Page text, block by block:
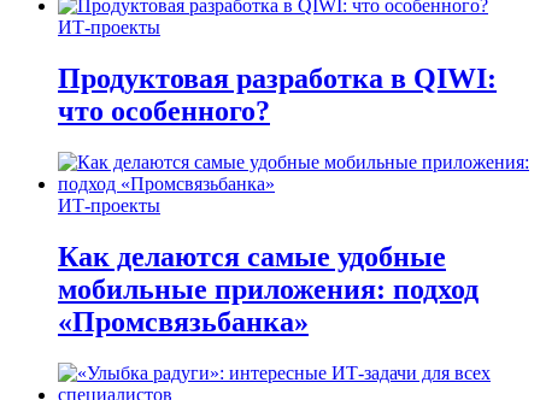
ИТ-проекты
Продуктовая разработка в QIWI:
что особенного?
ИТ-проекты
Как делаются самые удобные
мобильные приложения: подход
«Промсвязьбанка»